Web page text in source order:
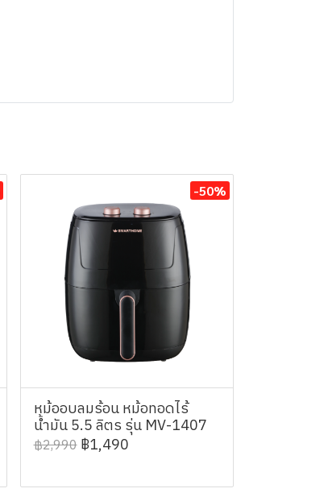
-50%
หม้ออบลมร้อน หม้อทอดไร้
น้ำมัน 5.5 ลิตร รุ่น MV-1407
฿2,990 ฿1,490